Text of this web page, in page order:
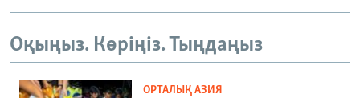
Оқыңыз. Көріңіз. Тыңдаңыз
ОРТАЛЫҚ АЗИЯ